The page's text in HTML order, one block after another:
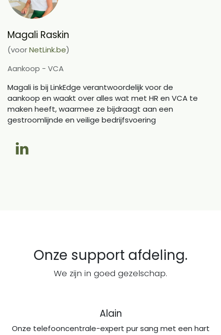
Magali Raskin
(voorNetLink.be)
Aankoop - VCA
Magali is bij LinkEdge verantwoordelijk voor de
aankoop en waakt over alles wat met HR en VCA te
maken heeft, waarmee ze bijdraagt aan een
gestroomlijnde en veilige bedrijfsvoering
Onze support afdeling.
We zijn in goed gezelschap.
Alain
Onze telefooncentrale-expert pur sang met een hart